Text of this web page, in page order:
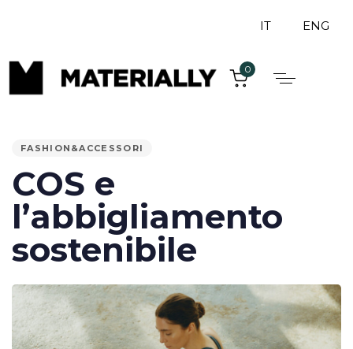
IT ENG
0
FASHION&ACCESSORI
COS e
l’abbigliamento
sostenibile